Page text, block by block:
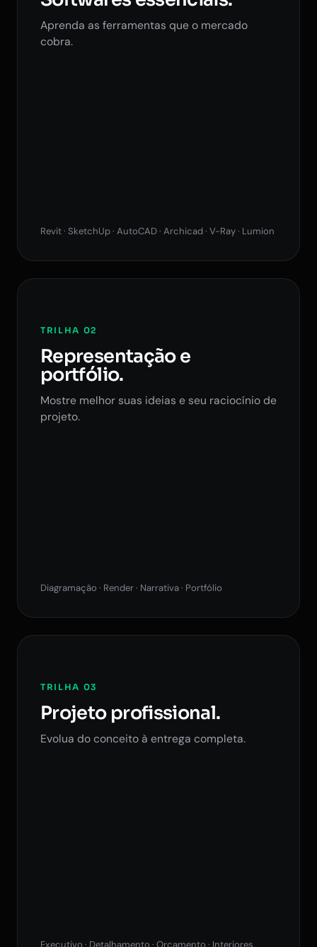
Aprenda as ferramentas que o mercado
cobra.
Revit · SketchUp · AutoCAD · Archicad · V-Ray · Lumion
TRILHA 02
Representação e
portfólio.
Mostre melhor suas ideias e seu raciocínio de
projeto.
Diagramação · Render · Narrativa · Portfólio
TRILHA 03
Projeto profissional.
Evolua do conceito à entrega completa.
Executivo · Detalhamento · Orçamento · Interiores